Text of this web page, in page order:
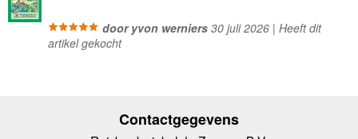
door yvon werniers30 juli 2026 | Heeft dit
artikel gekocht
Contactgegevens